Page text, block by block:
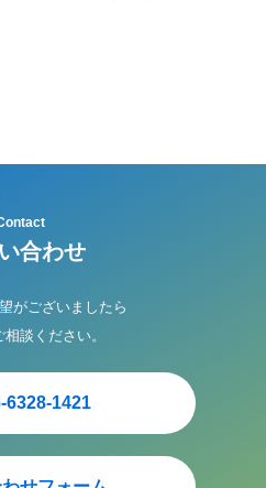
合わせ
がございましたら
談ください。
6328-1421